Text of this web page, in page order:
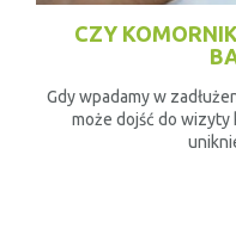
CZY
Gdy wpadamy w
może dojść do wizyty